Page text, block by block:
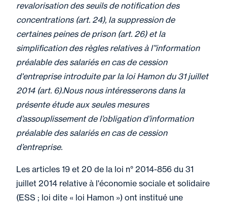
Parole Des Professionnels
Hausse des coûts et
renégociation contractuelle
: comment les entreprises
peuvent-elles se protéger ?
Parole Des Professionnels
Renforcer les règles
d'adhésion pour sécuriser
la gouvernance associative
revalorisation des seuils de notification des
concentrations (art. 24), la suppression de
certaines peines de prison (art. 26) et la
simplification des règles relatives à l’'information
préalable des salariés en cas de cession
d'entreprise introduite par la loi Hamon du 31 juillet
2014 (art. 6).Nous nous intéresserons dans la
présente étude aux seules mesures
d’assouplissement de l’obligation d’information
préalable des salariés en cas de cession
d’entreprise.
Les articles 19 et 20 de la loi n° 2014-856 du 31
juillet 2014 relative à l'économie sociale et solidaire
(ESS ; loi dite « loi Hamon ») ont institué une